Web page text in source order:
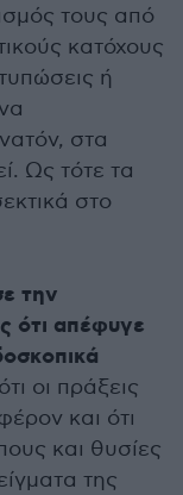
τους από
κατόχους
ή
στα
Ως τότε τα
στο
την
ότι απέφυγε
οι πράξεις
και ότι
και θυσίες
της